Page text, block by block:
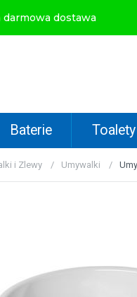
dostawa
Baterie Toalety
i Zlewy Umywalki